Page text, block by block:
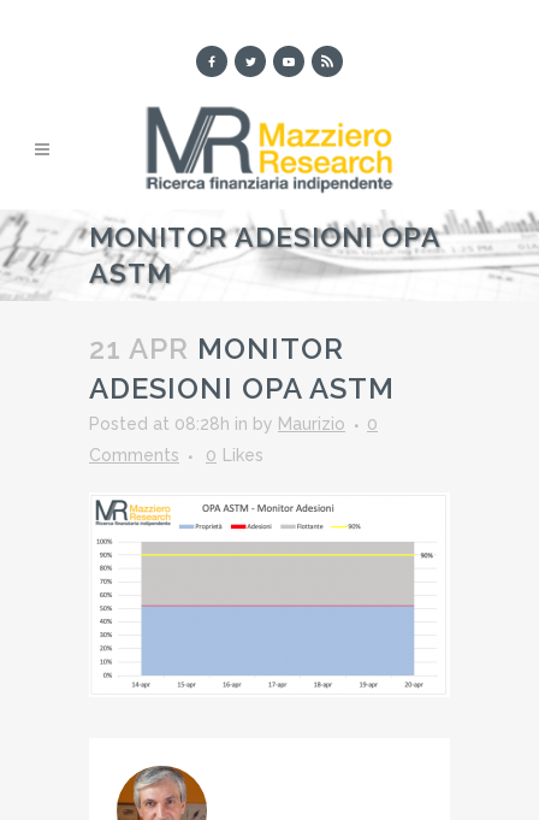
MONITOR ADESIONI OPA
ASTM
21 APR MONITOR
ADESIONI OPA ASTM
Posted at 08:28h in by Maurizio
0
Comments
0 Likes